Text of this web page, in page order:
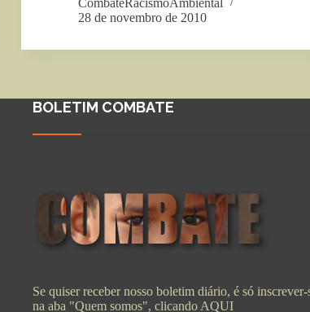
28 de novembro de 2010
BOLETIM COMBATE
Se quiser receber nosso boletim diário, é só inscrever-
na aba "Quem somos", clicando AQUI